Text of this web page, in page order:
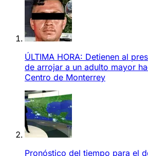
ÚLTIMA HORA: Detienen al
de arrojar a un adulto mayor
Centro de Monterrey
Pronóstico del tiempo para el